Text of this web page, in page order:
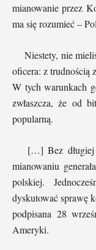
mianowanie przez
ma się rozumieć –
Niestety, nie
oficera: z trudnością
W tych warunkach
zwłaszcza, że od
popularną.
[…] Bez długiej
mianowaniu
polskiej.
dyskutować sprawę
podpisana 28
Ameryki.